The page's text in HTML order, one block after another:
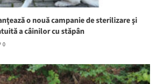
o nouă campanie de sterilizare şi
a câinilor cu stăpân
0